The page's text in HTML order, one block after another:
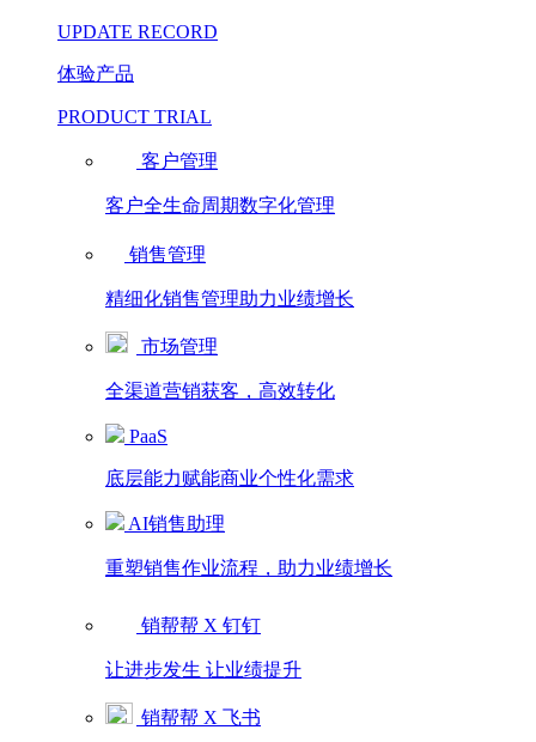
UPDATE RECORD
体验产品
PRODUCT TRIAL
客户管理
客户全生命周期数字化管理
销售管理
精细化销售管理助力业绩增长
市场管理
全渠道营销获客，高效转化
PaaS
底层能力赋能商业个性化需求
AI销售助理
重塑销售作业流程，助力业绩增长
销帮帮 X 钉钉
让进步发生 让业绩提升
销帮帮 X 飞书